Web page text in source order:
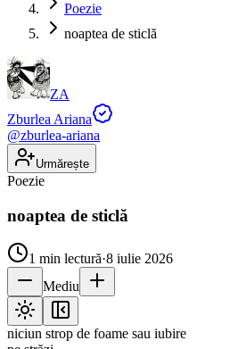
Poezie
noaptea de sticlă
ZA
Zburlea Ariana
@zburlea-ariana
Urmărește
Poezie
noaptea de sticlă
1 min lectură·8 iulie 2026
Mediu
niciun strop de foame sau iubire